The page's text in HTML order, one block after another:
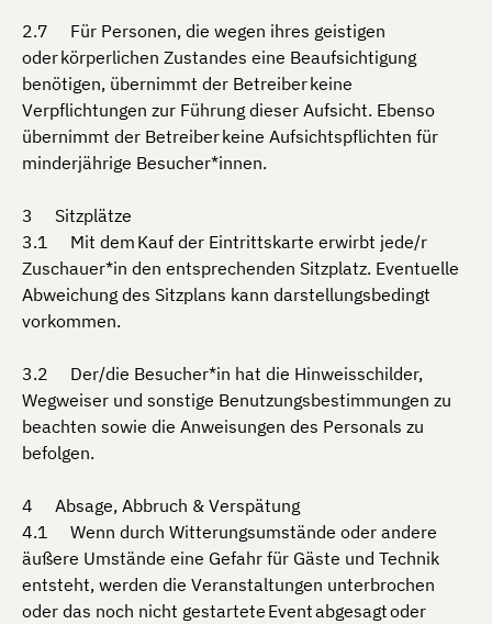
Für Personen, die wegen ihres geistigen
oder körperlichen Zustandes eine Beaufsichtigung
benötigen, übernimmt der Betreiber keine
Verpflichtungen zur Führung dieser Aufsicht. Ebenso
übernimmt der Betreiber keine Aufsichtspflichten für
minderjährige Besucher*innen.
Sitzplätze
Mit dem Kauf der Eintrittskarte erwirbt jede/r
Zuschauer*in den entsprechenden Sitzplatz. Eventuelle
Abweichung des Sitzplans kann darstellungsbedingt
vorkommen.
Der/die Besucher*in hat die Hinweisschilder,
Wegweiser und sonstige Benutzungsbestimmungen zu
beachten sowie die Anweisungen des Personals zu
befolgen.
Absage, Abbruch & Verspätung
Wenn durch Witterungsumstände oder andere
äußere Umstände eine Gefahr für Gäste und Technik
entsteht, werden die Veranstaltungen unterbrochen
oder das noch nicht gestartete Event abgesagt oder